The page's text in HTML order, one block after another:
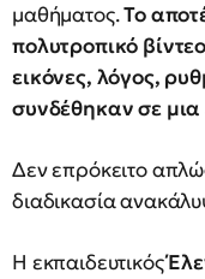
μαθήματος.Το
πολυτροπικό
εικόνες, λόγος,
συνδέθηκαν σε
Δεν επρόκειτο
διαδικασία
Η εκπαιδευτικός